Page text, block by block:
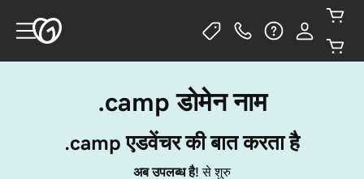
.camp डोमेन नाम
.camp एडवेंचर की बात करता है
अब उपलब्ध है!से शुरु